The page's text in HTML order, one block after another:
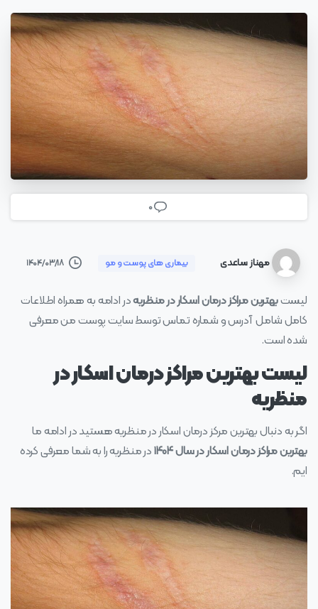
0
مهناز ساعدی بیماری های پوست و مو ۱۴۰۴/۰۳/۱۸
لیستبهترین مراکز درمان اسکار در منظریهدر ادامه به همراه اطلاعات
کامل شامل آدرس و شماره تماس توسط سایت پوست من معرفی
شده است.
لیست بهترین مراکز درمان اسکار در
منظریه
اگر به دنبال بهترین مرکز درمان اسکار در منظریه هستید در ادامه ما
بهترین مراکز درمان اسکار در سال ۱۴۰۴
در منظریه را به شما معرفی کرده
ایم.